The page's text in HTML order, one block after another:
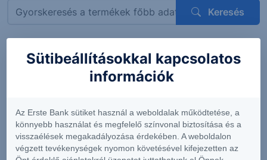
Keresés
Megnevezés ISIN Mögöttes termék Kupon
Express
OneStar
Smart
Infrastructure
EUR 26-29
AT0000A3VVT6
Siemens AG
Sütibeállításokkal kapcsolatos
információk
Az Erste Bank sütiket használ a weboldalak működtetése, a
könnyebb használat és megfelelő színvonal biztosítása és a
visszaélések megakadályozása érdekében. A weboldalon
végzett tevékenységek nyomon követésével kifejezetten az